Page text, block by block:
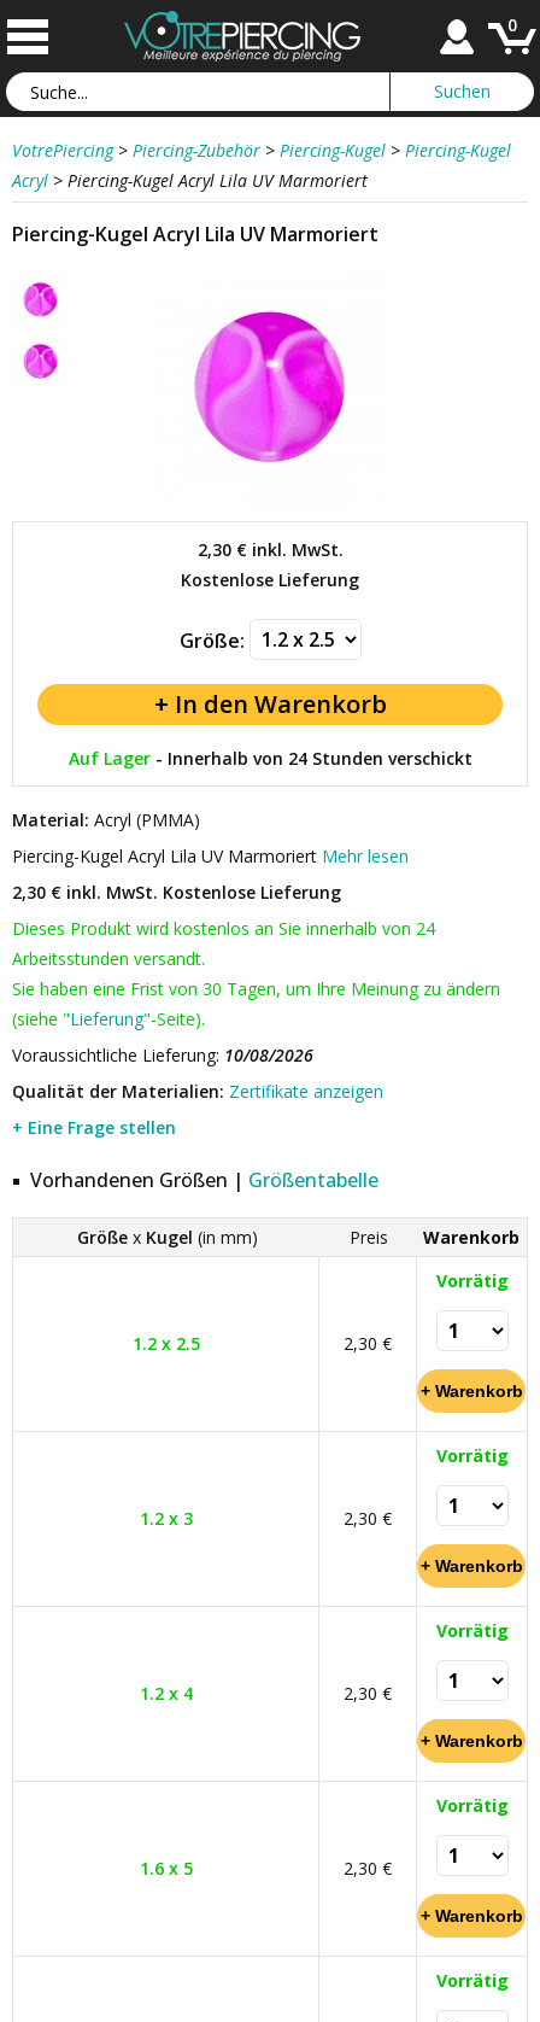
0
VotrePiercing > Piercing-Zubehör > Piercing-Kugel > Piercing-Kugel
Acryl > Piercing-Kugel Acryl Lila UV Marmoriert
Piercing-Kugel Acryl Lila UV Marmoriert
2,30 €inkl. MwSt.
Kostenlose Lieferung
Größe:
Auf Lager- Innerhalb von 24 Stunden verschickt
Material: Acryl (PMMA)
Piercing-Kugel Acryl Lila UV Marmoriert Mehr lesen
2,30 € inkl. MwSt. Kostenlose Lieferung
Dieses Produkt wird kostenlos an Sie innerhalb von 24
Arbeitsstunden versandt.
Sie haben eine Frist von 30 Tagen, um Ihre Meinung zu ändern
(siehe "Lieferung"-Seite).
Voraussichtliche Lieferung: 10/08/2026
Qualität der Materialien: Zertifikate anzeigen
+ Eine Frage stellen
Vorhandenen Größen | Größentabelle
Größex Kugel (in mm) Preis Warenkorb
1.2 x 2.5 2,30 €
Vorrätig
1.2 x 3 2,30 €
Vorrätig
1.2 x 4 2,30 €
Vorrätig
1.6 x 5 2,30 €
Vorrätig
Vorrätig